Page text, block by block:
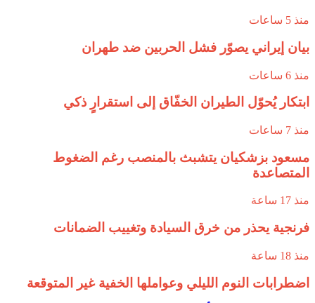
منذ 5 ساعات
بيان إيراني يصوّر فشل الحربين ضد طهران
منذ 6 ساعات
ابتكار يُحوّل الطيران الخفّاق إلى استقرارٍ ذكي
منذ 7 ساعات
مسعود بزشكيان يتشبث بالمنصب رغم الضغوط
المتصاعدة
منذ 17 ساعة
فرنجية يحذر من خرق السيادة وتغييب الضمانات
منذ 18 ساعة
اضطرابات النوم الليلي وعواملها الخفية غير المتوقعة